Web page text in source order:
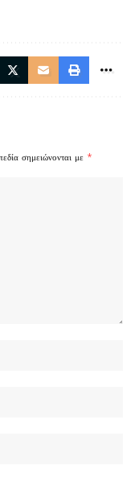
σημειώνονται με *